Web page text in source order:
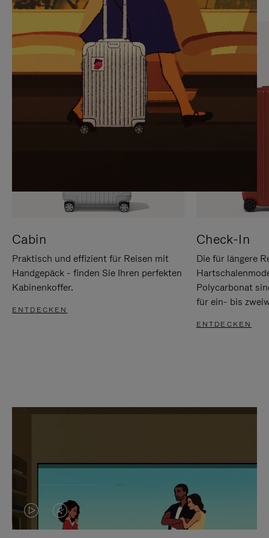
SIE,
UM
ANZUHALTEN
AUFHEBEN
DER
STUMMSCHALTUNG
Cabin
Praktisch und effizient für Reisen mit
Handgepäck - finden Sie Ihren perfekten
Kabinenkoffer.
ENTDECKEN
Check-In
Die für längere
Polycarbonat
für ein- bis
ENTDECKEN
DASVIDEO